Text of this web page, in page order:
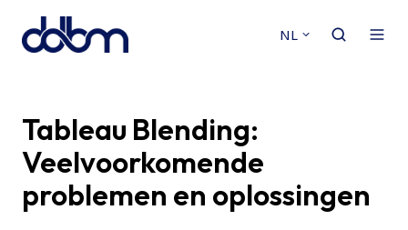
NL
Tableau Blending:
Veelvoorkomende
problemen en oplossingen